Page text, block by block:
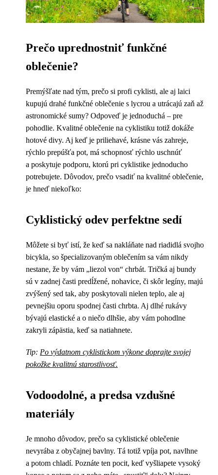
Prečo uprednostniť funkčné
oblečenie?
Premýšľate nad tým, prečo si profi cyklisti, ale aj laici
kupujú drahé funkčné oblečenie s lycrou a utrácajú zaň až
astronomické sumy? Odpoveď je jednoduchá – pre
pohodlie. Kvalitné oblečenie na cyklistiku totiž dokáže
hotové divy. Aj keď je priliehavé, krásne vás zahreje,
rýchlo prepúšťa pot, má schopnosť rýchlo uschnúť
a poskytuje podporu, ktorú pri cyklistike jednoducho
potrebujete. Dôvodov, prečo vsadiť na kvalitné oblečenie,
je hneď niekoľko:
Cyklistický odev perfektne sedí
Môžete si byť istí, že keď sa nakláňate nad riadidlá svojho
bicykla, so špecializovaným oblečením sa vám nikdy
nestane, že by vám „liezol von“ chrbát. Tričká aj bundy
sú v zadnej časti predĺžené, nohavice, či skôr legíny, majú
zvýšený sed tak, aby poskytovali nielen teplo, ale aj
pevnejšiu oporu spodnej časti chrbta. Aj dlhé rukávy
bývajú elastické a o niečo dlhšie, aby vám pohodlne
zakryli zápästia, keď sa natiahnete.
Tip: Po výdatnom cyklistickom výkone doprajte svojej
pokožke kvalitnú starostlivosť.
Vodoodolné, a predsa vzdušné
materiály
Je mnoho dôvodov, prečo sa cyklistické oblečenie
nevyrába z obyčajnej bavlny. Tá totiž vpíja pot, navlhne
a potom chladí. Poznáte ten pocit, keď vyšliapete vysoký